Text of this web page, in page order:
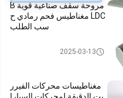
مروحة سقف صناعية قوية B
LDC مغناطيس فحم رمادي ح
سب الطلب
مغناطيس محرك الفريت
2025-03-13
مغناطيسات محركات الفيرر